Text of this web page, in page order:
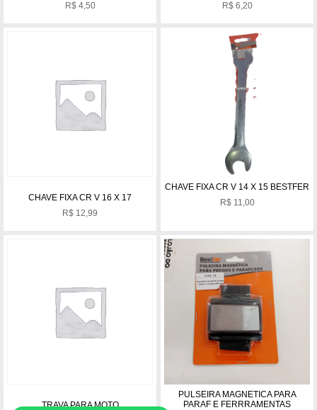
R$4,50
R$6,20
CHAVE FIXA CR V 16 X 17
R$ 12,99
CHAVE FIXA CR V 14 X 15 BESTFER
R$11,00
TRAVA PARA MOTO
PULSEIRA MAGNETICA PARA
PARAF E FERRRAMENTAS